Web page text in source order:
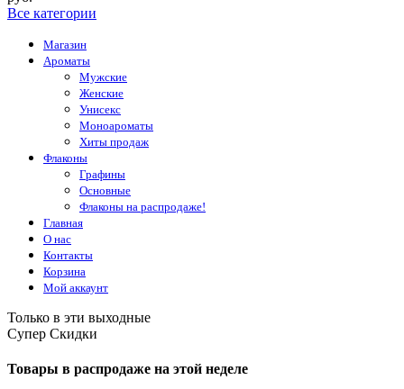
Все категории
Магазин
Ароматы
Мужские
Женские
Унисекс
Моноароматы
Хиты продаж
Флаконы
Графины
Основные
Флаконы на распродаже!
Главная
О нас
Контакты
Корзина
Мой аккаунт
Только в эти выходные
Супер Скидки
Товары в распродаже на этой неделе